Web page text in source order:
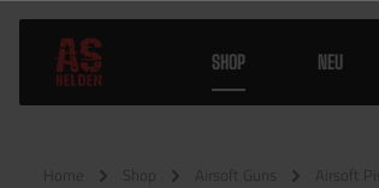
SHOP NEU
Home Shop Airsoft Guns Airsoft